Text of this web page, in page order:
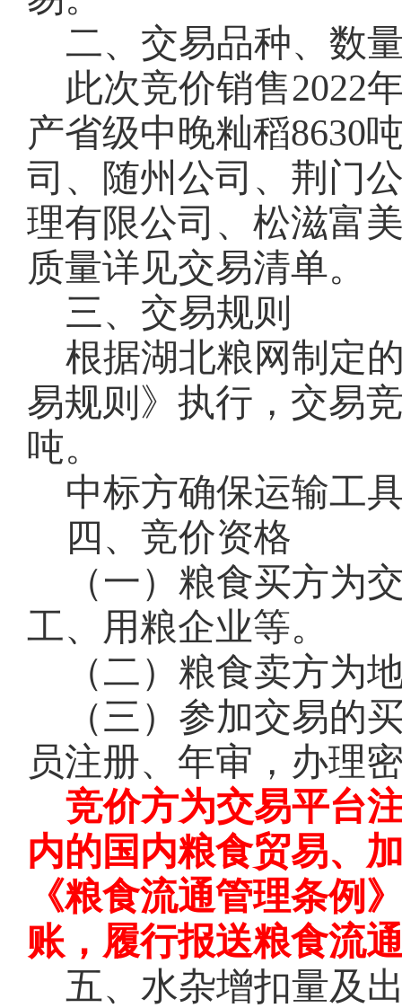
二、交易品种、数
此次竞价销售2022
产省级中晚籼稻8630
司、随州公司、荆门
理有限公司、松滋富
质量详见交易清单。
三、交易规则
根据湖北粮网制定
易规则》执行，交易
吨。
中标方确保运输工
四、竞价资格
（一）粮食买方为
工、用粮企业等。
（二）粮食卖方为
（三）参加交易的
员注册、年审，办理
竞价方为交易平台
内的国内粮食贸易、
《粮食流通管理条例
账，履行报送粮食流
五、水杂增扣量及